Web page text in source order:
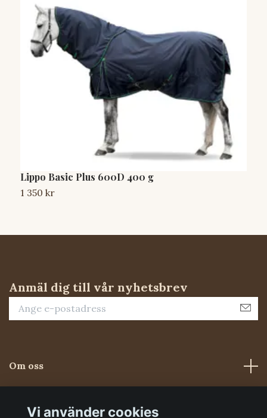
Lippo Basic Plus 600D 400 g
1 350 kr
Anmäl dig till vår nyhetsbrev
Om oss
Vi använder cookies